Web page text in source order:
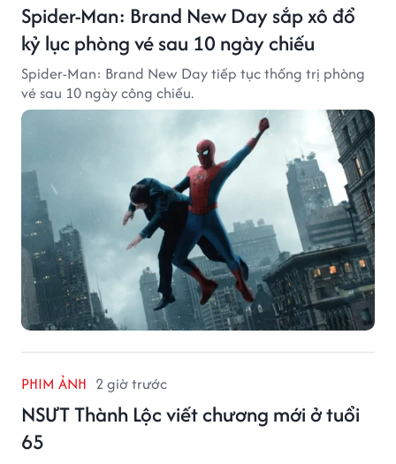
Spider-Man: Brand New Day sắp xô đổ
kỷ lục phòng vé sau 10 ngày chiếu
Spider-Man: Brand New Day tiếp tục thống trị phòng
vé sau 10 ngày công chiếu.
PHIM ẢNH 2 giờ trước
NSƯT Thành Lộc viết chương mới ở tuổi
65